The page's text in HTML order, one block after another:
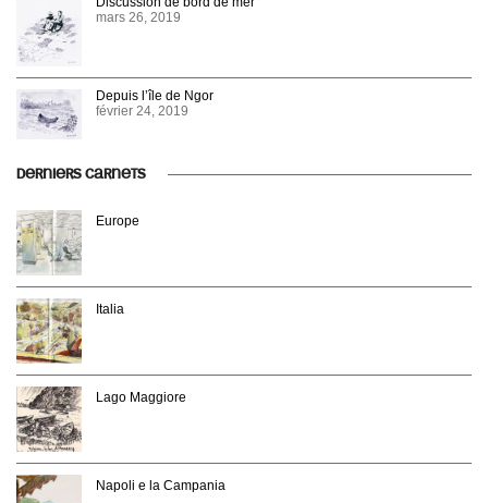
mars 26, 2019
Depuis l’île de Ngor
février 24, 2019
DERNIERS CARNETS
Europe
Italia
Lago Maggiore
Napoli e la Campania